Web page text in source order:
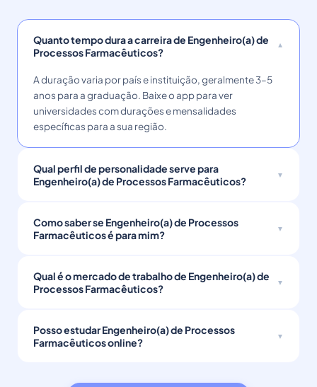
Quanto tempo dura a carreira de Engenheiro(a) de
Processos Farmacêuticos?
A duração varia por país e instituição, geralmente 3–5
anos para a graduação. Baixe o app para ver
universidades com durações e mensalidades
específicas para a sua região.
Qual perfil de personalidade serve para
Engenheiro(a) de Processos Farmacêuticos?
Como saber se Engenheiro(a) de Processos
Farmacêuticos é para mim?
Qual é o mercado de trabalho de Engenheiro(a) de
Processos Farmacêuticos?
Posso estudar Engenheiro(a) de Processos
Farmacêuticos online?